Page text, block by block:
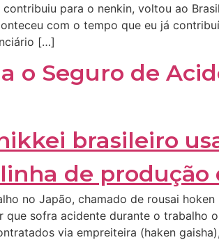
para o nenkin, voltou ao
com o tempo que eu já
[…]
o Seguro de
no Japão, chamado de rousai
que sofra acidente durante o trabalho
via empreiteira (haken